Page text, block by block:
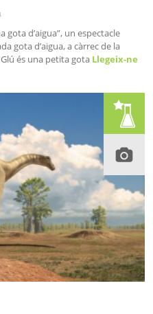
gota d’aigua”, un espectacle
gota d’aigua, a càrrec de la
és una petita gota Llegeix-ne